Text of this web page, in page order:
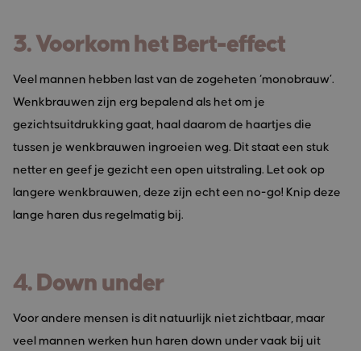
3. Voorkom het Bert-effect
Veel mannen hebben last van de zogeheten ‘monobrauw’.
Wenkbrauwen zijn erg bepalend als het om je
gezichtsuitdrukking gaat, haal daarom de haartjes die
tussen je wenkbrauwen ingroeien weg. Dit staat een stuk
netter en geef je gezicht een open uitstraling. Let ook op
langere wenkbrauwen, deze zijn echt een no-go! Knip deze
lange haren dus regelmatig bij.
4. Down under
Voor andere mensen is dit natuurlijk niet zichtbaar, maar
veel mannen werken hun haren down under vaak bij uit